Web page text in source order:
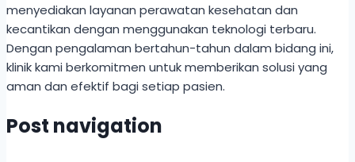
menyediakan layanan perawatan kesehatan dan
kecantikan dengan menggunakan teknologi terbaru.
Dengan pengalaman bertahun-tahun dalam bidang ini,
klinik kami berkomitmen untuk memberikan solusi yang
aman dan efektif bagi setiap pasien.
Post navigation